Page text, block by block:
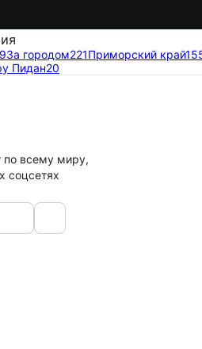
За городом221Приморский край
Пидан20
всему миру,
соцсетях